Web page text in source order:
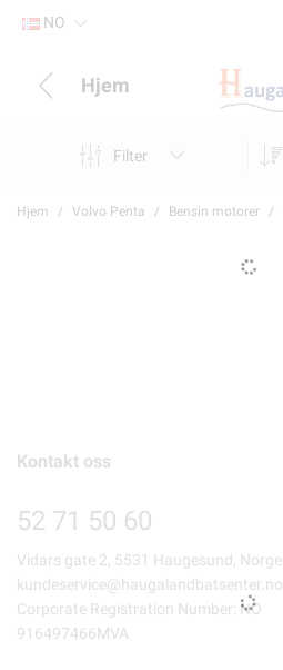
NO
Hjem
Filter
Hjem Volvo Penta Bensin motorer
Kontakt oss
52 71 50 60
Vidars gate 2, 5531 Haugesund, Norge
kundeservice@haugalandbatsenter.no
Corporate Registration Number: NO
916497466MVA